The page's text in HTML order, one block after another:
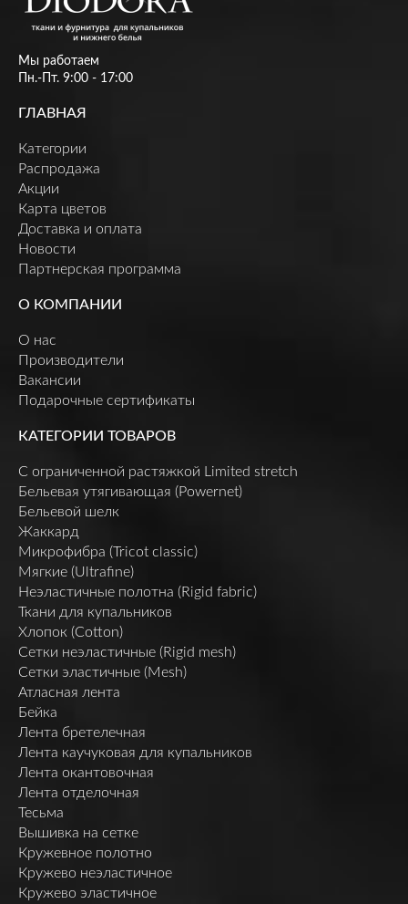
Мы работаем
Пн.-Пт. 9:00 - 17:00
ГЛАВНАЯ
Категории
Распродажа
Акции
Карта цветов
Доставка и оплата
Новости
Партнерская программа
О КОМПАНИИ
О нас
Производители
Вакансии
Подарочные сертификаты
КАТЕГОРИИ ТОВАРОВ
C ограниченной растяжкой Limited stretch
Бельевая утягивающая (Powernet)
Бельевой шелк
Жаккард
Микрофибра (Tricot classic)
Мягкие (Ultrafine)
Неэластичные полотна (Rigid fabric)
Ткани для купальников
Хлопок (Cotton)
Сетки неэластичные (Rigid mesh)
Сетки эластичные (Mesh)
Атласная лента
Бейка
Лента бретелечная
Лента каучуковая для купальников
Лента окантовочная
Лента отделочная
Тесьма
Вышивка на сетке
Кружевное полотно
Кружево неэластичное
Кружево эластичное